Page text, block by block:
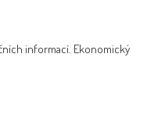
informací. Ekonomický